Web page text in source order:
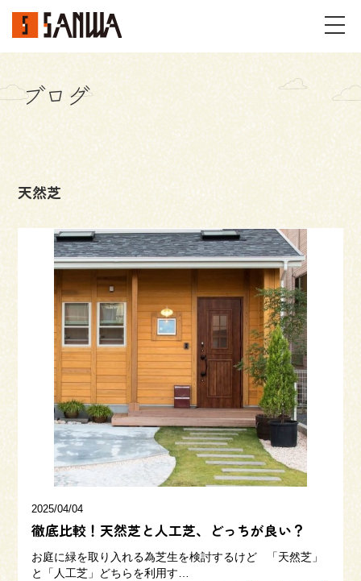
イベント・見学会
不動産情報
事例
施工事例 パーツギャラリー
お客様の声
私たちのこと
三和建設の強み
リフォーム
会社概要
採用情報
ブログ
天然芝
2025/04/04
徹底比較！天然芝と人工芝、どっちが良い？
お庭に緑を取り入れる為芝生を検討するけど 「天然芝」
と「人工芝」どちらを利用す…